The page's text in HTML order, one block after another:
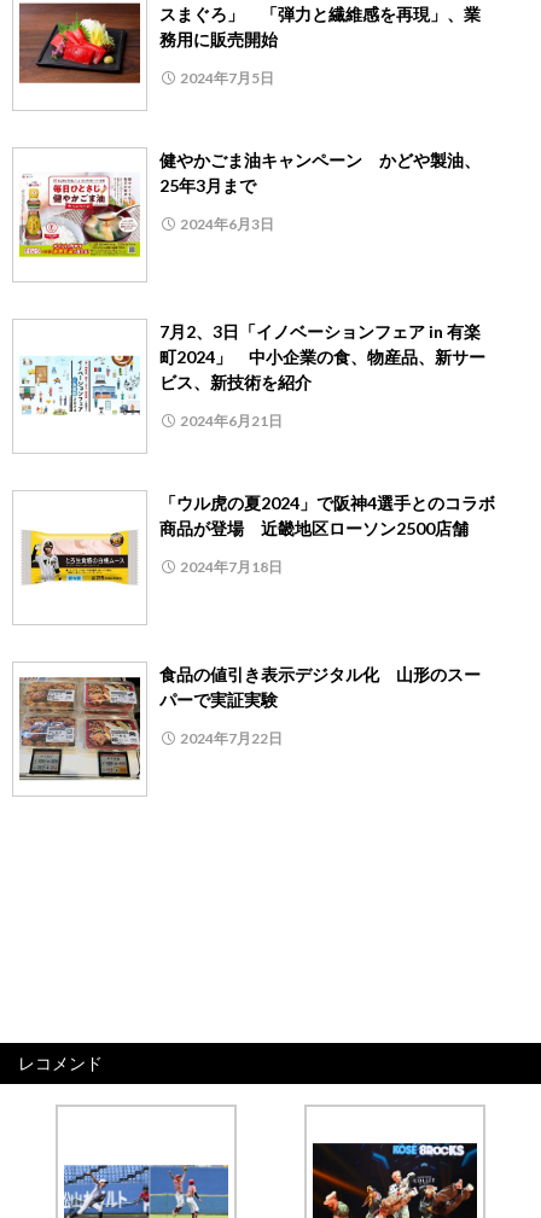
スまぐろ」 「弾力と繊維感を再現」、業
務用に販売開始
2024年7月5日
健やかごま油キャンペーン かどや製油、
25年3月まで
2024年6月3日
7月2、3日「イノベーションフェア in 有楽
町2024」 中小企業の食、物産品、新サー
ビス、新技術を紹介
2024年6月21日
「ウル虎の夏2024」で阪神4選手とのコラボ
商品が登場 近畿地区ローソン2500店舗
2024年7月18日
食品の値引き表示デジタル化 山形のスー
パーで実証実験
2024年7月22日
レコメンド